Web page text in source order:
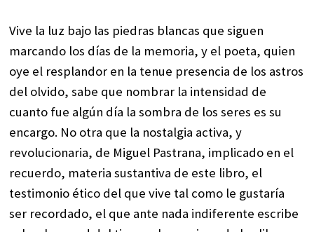
Vive la luz bajo las piedras blancas que siguen
marcando los días de la memoria, y el poeta, quien
oye el resplandor en la tenue presencia de los astros
del olvido, sabe que nombrar la intensidad de
cuanto fue algún día la sombra de los seres es su
encargo. No otra que la nostalgia activa, y
revolucionaria, de Miguel Pastrana, implicado en el
recuerdo, materia sustantiva de este libro, el
testimonio ético del que vive tal como le gustaría
ser recordado, el que ante nada indiferente escribe